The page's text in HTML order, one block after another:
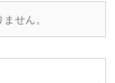
せん。